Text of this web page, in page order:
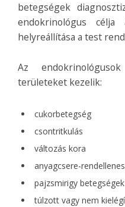
betegségek
endokrinológus célja
helyreállítása a test
Az
területeket kezelik:
cukorbetegség
csontritkulás
változás kora
anyagcsere-
pajzsmirigy betegségek
túlzott vagy nem